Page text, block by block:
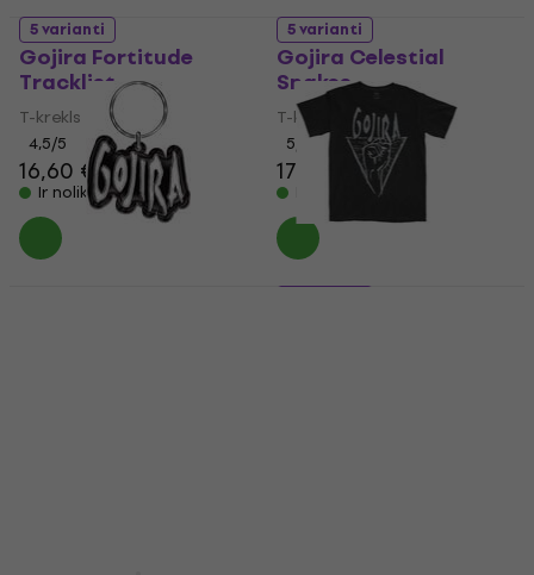
5 varianti
Gojira Fortitude
Tracklist
T-krekls
4,5/5
16,60 €17 €
Ir noliktavā
5 varianti
Gojira Celestial
Snakes
T-krekls
5 /5
17,20 € 17,50 €
Ir noliktavā